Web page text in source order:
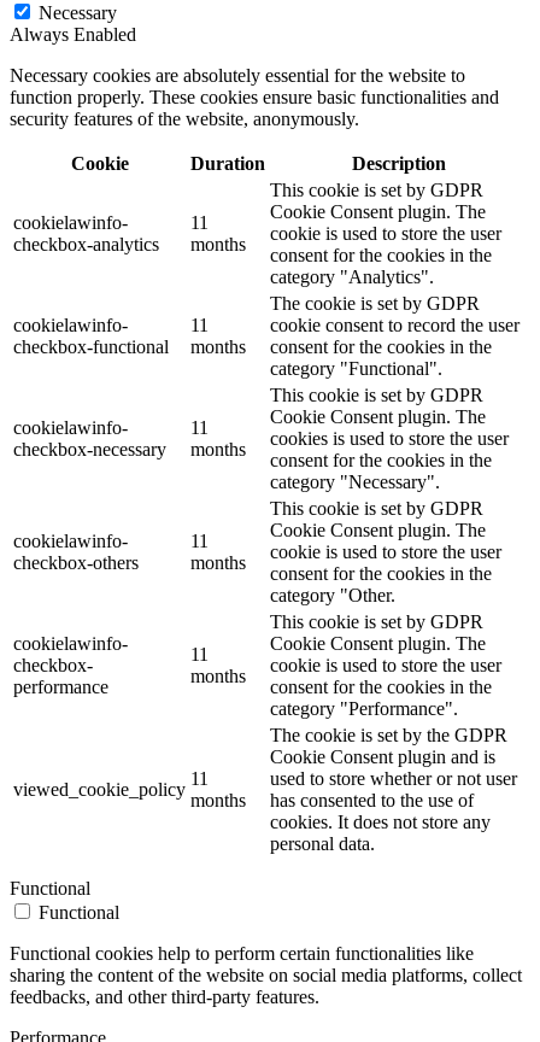
Necessary
Always Enabled
Necessary cookies are absolutely essential for the website to
function properly. These cookies ensure basic functionalities and
security features of the website, anonymously.
Cookie Duration Description
cookielawinfo-
checkbox-analytics
11
months
This cookie is set by GDPR
Cookie Consent plugin. The
cookie is used to store the user
consent for the cookies in the
category "Analytics".
cookielawinfo-
checkbox-functional
11
months
The cookie is set by GDPR
cookie consent to record the user
consent for the cookies in the
category "Functional".
cookielawinfo-
checkbox-necessary
11
months
This cookie is set by GDPR
Cookie Consent plugin. The
cookies is used to store the user
consent for the cookies in the
category "Necessary".
cookielawinfo-
checkbox-others
11
months
This cookie is set by GDPR
Cookie Consent plugin. The
cookie is used to store the user
consent for the cookies in the
category "Other.
cookielawinfo-
checkbox-
performance
11
months
This cookie is set by GDPR
Cookie Consent plugin. The
cookie is used to store the user
consent for the cookies in the
category "Performance".
viewed_cookie_policy
11
months
The cookie is set by the GDPR
Cookie Consent plugin and is
used to store whether or not user
has consented to the use of
cookies. It does not store any
personal data.
Functional
Functional
Functional cookies help to perform certain functionalities like
sharing the content of the website on social media platforms, collect
feedbacks, and other third-party features.
Performance